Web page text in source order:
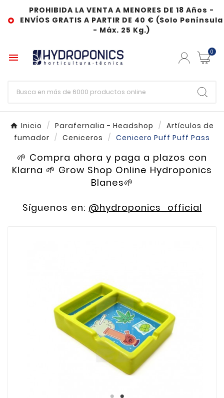

PROHIBIDA LA VENTA A MENORES DE 18 Años -
ENVÍOS GRATIS A PARTIR DE 40 € (Solo Península
- Máx. 25 Kg.)
 0
Inicio Parafernalia - Headshop
Artículos de
fumador
Ceniceros Cenicero Puff Puff Pass
🌱 Compra ahora y paga a plazos con
Klarna 🌱 Grow Shop Online Hydroponics
Blanes🌱
Síguenos en: @hydroponics_official